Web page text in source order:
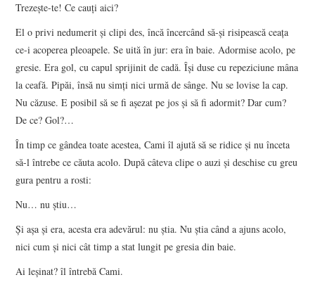
Trezeşte-te! Ce cauţi aici?
El o privi nedumerit şi clipi des, încă încercând să-şi risipească ceaţa
ce-i acoperea pleoapele. Se uită în jur: era în baie. Adormise acolo, pe
gresie. Era gol, cu capul sprijinit de cadă. Îşi duse cu repeziciune mâna
la ceafă. Pipăi, însă nu simţi nici urmă de sânge. Nu se lovise la cap.
Nu căzuse. E posibil să se fi aşezat pe jos şi să fi adormit? Dar cum?
De ce? Gol?…
În timp ce gândea toate acestea, Cami îl ajută să se ridice şi nu înceta
să-l întrebe ce căuta acolo. După câteva clipe o auzi şi deschise cu greu
gura pentru a rosti:
Nu… nu ştiu…
Şi aşa şi era, acesta era adevărul: nu ştia. Nu ştia când a ajuns acolo,
nici cum şi nici cât timp a stat lungit pe gresia din baie.
Ai leşinat? îl întrebă Cami.